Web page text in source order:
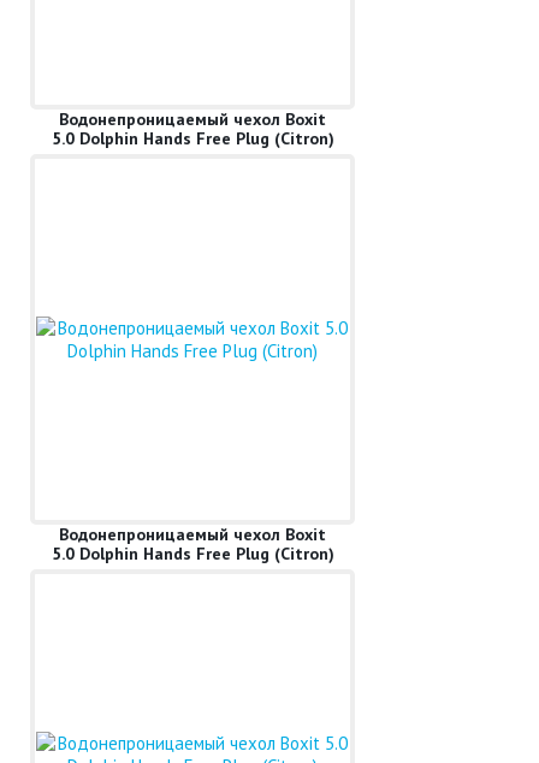
Водонепроницаемый чехол Boxit
5.0 Dolphin Hands Free Plug (Citron)
Водонепроницаемый чехол Boxit
5.0 Dolphin Hands Free Plug (Citron)